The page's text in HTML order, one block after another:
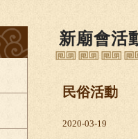
新廟會活
民俗活動
2020-03-19